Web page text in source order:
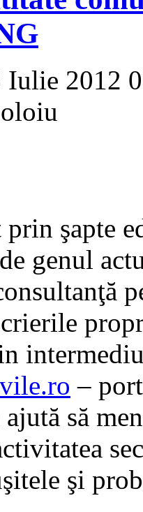
2012
prin şapte
genul
–
să
şi